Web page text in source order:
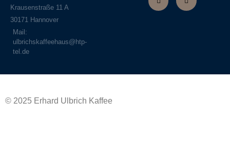
Krausenstraße 11 A
30171 Hannover
Mail:
ulbrichskaffeehaus@htp-
tel.de
© 2025 Erhard Ulbrich Kaffee